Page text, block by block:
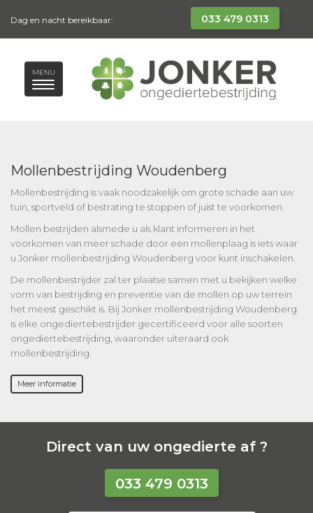
Dag en nacht bereikbaar: 033 479 0313
MENU
Mollenbestrijding Woudenberg
Mollenbestrijding is vaak noodzakelijk om grote schade aan uw
tuin, sportveld of bestrating te stoppen of juist te voorkomen.
Mollen bestrijden alsmede u als klant informeren in het
voorkomen van meer schade door een mollenplaag is iets waar
u Jonker mollenbestrijding Woudenberg voor kunt inschakelen.
De mollenbestrijder zal ter plaatse samen met u bekijken welke
vorm van bestrijding en preventie van de mollen op uw terrein
het meest geschikt is. Bij Jonker mollenbestrijding Woudenberg
is elke ongediertebestrijder gecertificeerd voor alle soorten
ongediertebestrijding, waaronder uiteraard ook
mollenbestrijding.
Meer informatie
Direct van uw ongedierte af ?
033 479 0313